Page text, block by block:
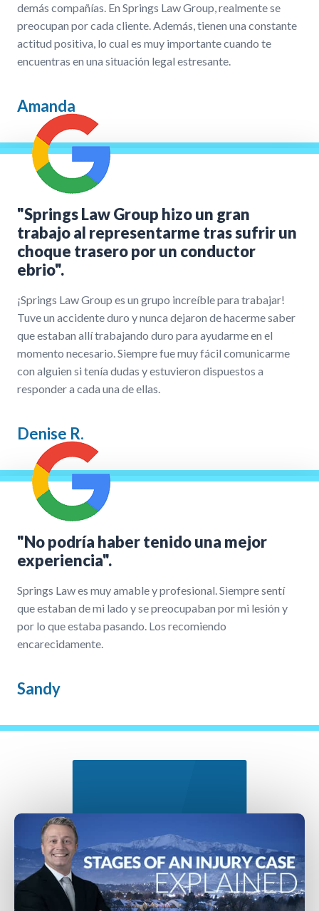
demás compañías. En Springs Law Group, realmente se
preocupan por cada cliente. Además, tienen una constante
actitud positiva, lo cual es muy importante cuando te
encuentras en una situación legal estresante.
Amanda
"Springs Law Group hizo un gran
trabajo al representarme tras sufrir un
choque trasero por un conductor
ebrio".
¡Springs Law Group es un grupo increíble para trabajar!
Tuve un accidente duro y nunca dejaron de hacerme saber
que estaban allí trabajando duro para ayudarme en el
momento necesario. Siempre fue muy fácil comunicarme
con alguien si tenía dudas y estuvieron dispuestos a
responder a cada una de ellas.
Denise R.
"No podría haber tenido una mejor
experiencia".
Springs Law es muy amable y profesional. Siempre sentí
que estaban de mi lado y se preocupaban por mi lesión y
por lo que estaba pasando. Los recomiendo
encarecidamente.
Sandy